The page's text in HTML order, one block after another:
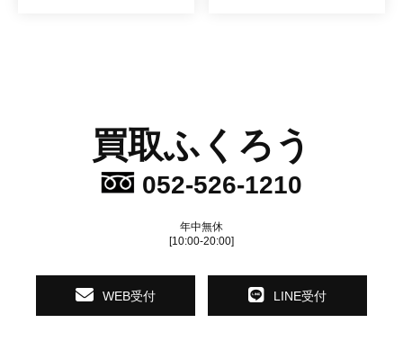
買取ふくろう
052-526-1210
年中無休
[10:00-20:00]
WEB受付 LINE受付